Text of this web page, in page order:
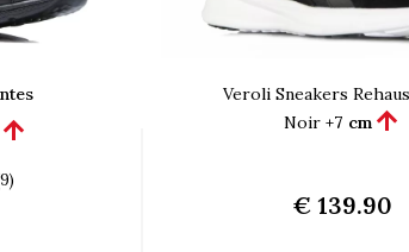
Veroli Sneakers
Noir +7 cm 
€ 139.90